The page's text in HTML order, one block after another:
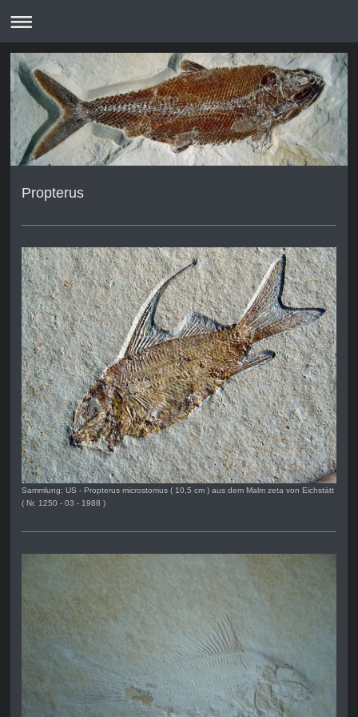
Propterus
Sammlung: US - Propterus microstomus ( 10,5 cm ) aus dem Malm zeta von Eichstätt
( Nr. 1250 - 03 - 1988 )